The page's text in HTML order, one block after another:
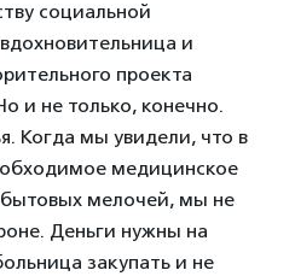
социальной
и
проекта
и не только, конечно.
Когда мы увидели, что в
медицинское
мелочей, мы не
Деньги нужны на
закупать и не